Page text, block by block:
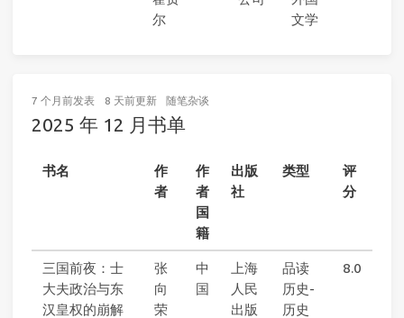
尔
文学
7 个月前发表 8 天前更新 随笔杂谈
2025 年 12 月书单
书名
作
者
作
者
国
籍
出版
社
类型
评
分
三国前夜：士
大夫政治与东
汉皇权的崩解
张
向
荣
中
国
上海
人民
出版
品读
历史-
历史
8.0